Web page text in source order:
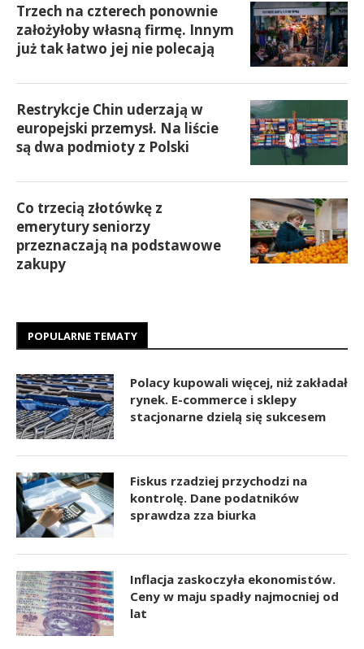
Trzech na czterech ponownie
założyłoby własną firmę. Innym
już tak łatwo jej nie polecają
Restrykcje Chin uderzają w
europejski przemysł. Na liście
są dwa podmioty z Polski
Co trzecią złotówkę z
emerytury seniorzy
przeznaczają na podstawowe
zakupy
POPULARNE TEMATY
Polacy kupowali więcej, niż zakładał
rynek. E-commerce i sklepy
stacjonarne dzielą się sukcesem
Fiskus rzadziej przychodzi na
kontrolę. Dane podatników
sprawdza zza biurka
Inflacja zaskoczyła ekonomistów.
Ceny w maju spadły najmocniej od
lat